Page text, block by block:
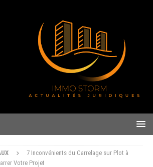
7 Inconvénients du Carrelage sur Plot à
Votre Projet